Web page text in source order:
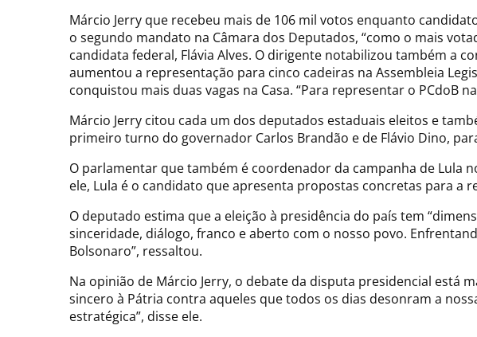
Márcio Jerry que recebeu mais de 106 mil votos enquanto
o segundo mandato na Câmara dos Deputados, “como o mais
candidata federal, Flávia Alves. O dirigente notabilizou também a
aumentou a representação para cinco cadeiras na Assembleia
conquistou mais duas vagas na Casa. “Para representar o PCdoB
Márcio Jerry citou cada um dos deputados estaduais eleitos e
primeiro turno do governador Carlos Brandão e de Flávio Dino,
O parlamentar que também é coordenador da campanha de Lula
ele, Lula é o candidato que apresenta propostas concretas para a
O deputado estima que a eleição à presidência do país tem
sinceridade, diálogo, franco e aberto com o nosso povo.
Bolsonaro”, ressaltou.
Na opinião de Márcio Jerry, o debate da disputa presidencial está
sincero à Pátria contra aqueles que todos os dias desonram a
estratégica”, disse ele.